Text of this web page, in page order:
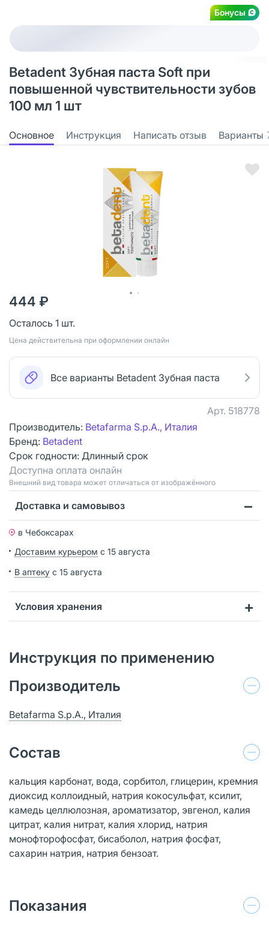
Бонусы
Betadent Зубная паста Soft при
повышенной чувствительности зубов
100 мл 1 шт
Основное Инструкция Написать отзыв Варианты
444 ₽
Осталось 1 шт.
Цена действительна при оформлении онлайн
Все варианты Betadent Зубная паста
Арт. 518778
Производитель: Betafarma S.p.A., Италия
Бренд: Betadent
Срок годности: Длинный срок
Доступна оплата онлайн
Bнешний вид товара может отличаться от изображённого
Доставка и самовывоз
в Чебоксарах
Доставим курьером с 15 августа
В аптеку с 15 августа
Условия хранения
Инструкция по применению
Производитель
Betafarma S.p.A., Италия
Состав
кальция карбонат, вода, сорбитол, глицерин, кремния
диоксид коллоидный, натрия кокосульфат, ксилит,
камедь целлюлозная, ароматизатор, эвгенол, калия
цитрат, калия нитрат, калия хлорид, натрия
монофторофосфат, бисаболол, натрия фосфат,
сахарин натрия, натрия бензоат.
Показания